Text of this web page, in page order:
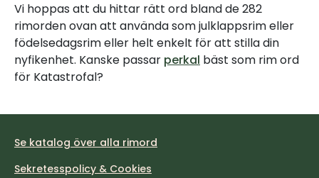
Vi hoppas att du hittar rätt ord bland de 282
rimorden ovan att använda som julklappsrim eller
födelsedagsrim eller helt enkelt för att stilla din
nyfikenhet. Kanske passar perkal bäst som rim ord
för Katastrofal?
Se katalog över alla rimord
Sekretesspolicy & Cookies